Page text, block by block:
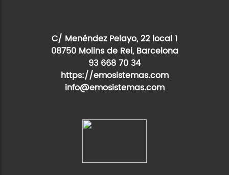
C/ Menéndez Pelayo, 22 local 1
08750 Molins de Rei, Barcelona
93 668 70 34
https://emosistemas.com
info@emosistemas.com